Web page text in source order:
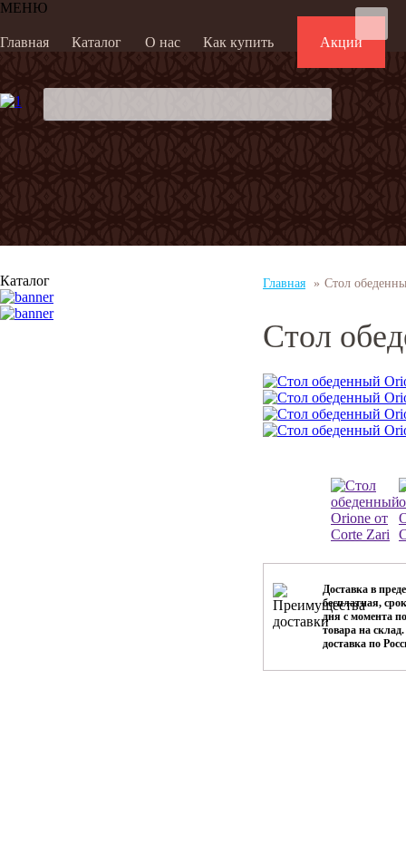
МЕНЮ
Главная Каталог О нас Как купить Акции
Каталог Главная » Стол
Стол
Доставка в
бесплатная,
дня с момента
товара на
доставка по